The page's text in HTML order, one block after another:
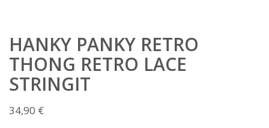
HANKY PANKY RETRO
THONG RETRO LACE
STRINGIT
34,90 €